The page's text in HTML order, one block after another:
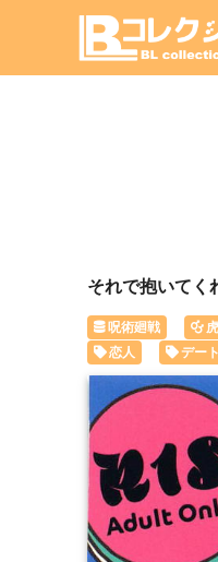
それで抱いてく
呪術廻戦
恋人
デート